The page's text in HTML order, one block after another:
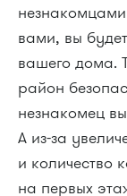
вами, вы
вашего дома.
район
незнакомец
А из-за
и количество
на первых